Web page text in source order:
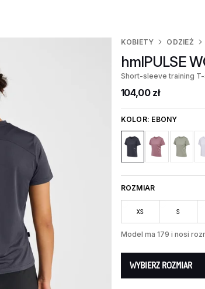
KOBIETY ODZIEŻ
hmlPULSE
Short-sleeve training
104,00 zł
KOLOR: EBONY
ROZMIAR
XS S
Model ma 179 i nosi
WYBIERZ ROZMIAR